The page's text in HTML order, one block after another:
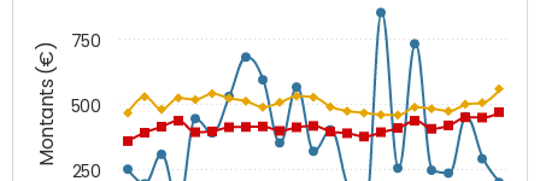
Montants (€)
250
500
750